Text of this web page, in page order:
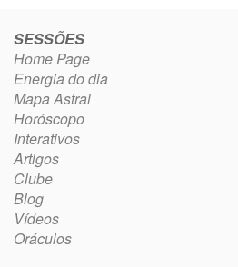
SESSÕES
Home Page
Energia do dia
Mapa Astral
Horóscopo
Interativos
Artigos
Clube
Blog
Vídeos
Oráculos